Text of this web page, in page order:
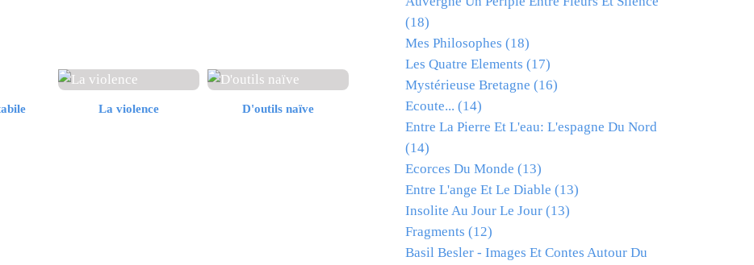
La violence D'outils naïve
(18)
Mes Philosophes (18)
Les Quatre Elements (17)
Mystérieuse Bretagne (16)
Ecoute... (14)
Entre La Pierre Et L'eau: L'espagne Du Nord
(14)
Ecorces Du Monde (13)
Entre L'ange Et Le Diable (13)
Insolite Au Jour Le Jour (13)
Fragments (12)
Basil Besler - Images Et Contes Autour Du